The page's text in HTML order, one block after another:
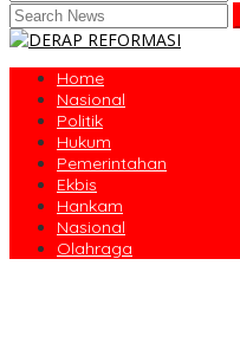
Home
Nasional
Politik
Hukum
Pemerintahan
Ekbis
Hankam
Nasional
Olahraga